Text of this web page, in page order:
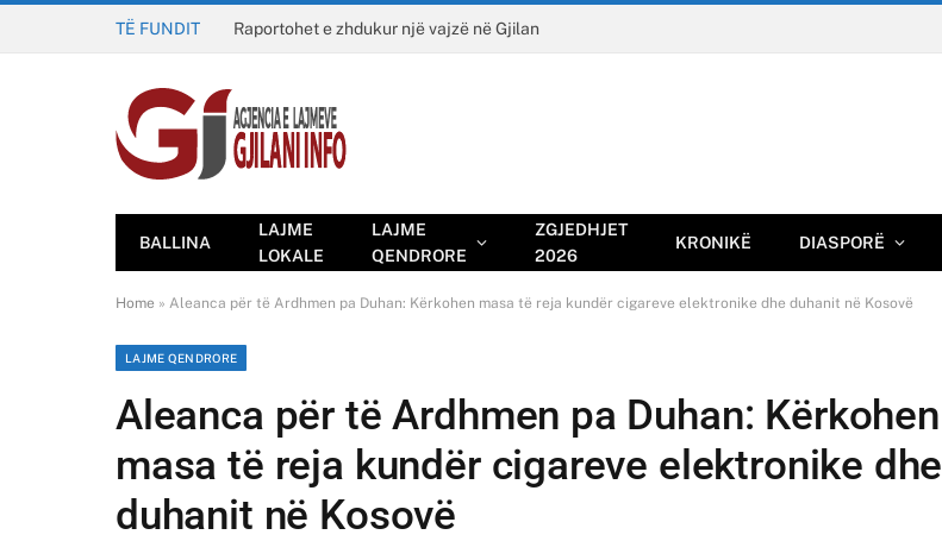
TË FUNDIT Raportohet e zhdukur një vajzë në Gjilan
BALLINA
LAJME
LOKALE
LAJME
QENDRORE
ZGJEDHJET
2026
KRONIKË DIASPORË
Home » Aleanca për të Ardhmen pa Duhan: Kërkohen masa të reja kundër cigareve elektronike dhe duhanit në Kosovë
LAJME QENDRORE
Aleanca për të Ardhmen pa Duhan: Kërkohen
masa të reja kundër cigareve elektronike dhe
duhanit në Kosovë